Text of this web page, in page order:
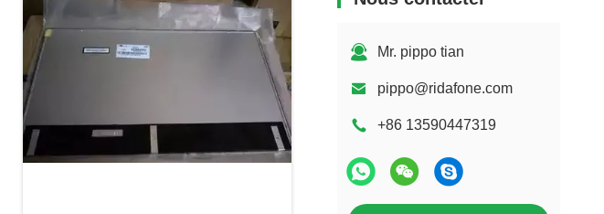
Mr. pippo tian
pippo@ridafone.com
+86 13590447319